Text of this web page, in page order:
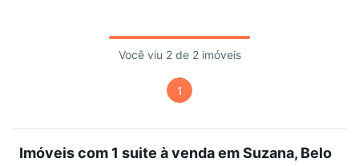
Você viu 2 de 2 imóveis
1
Imóveis com 1 suite à venda em Suzana, Belo